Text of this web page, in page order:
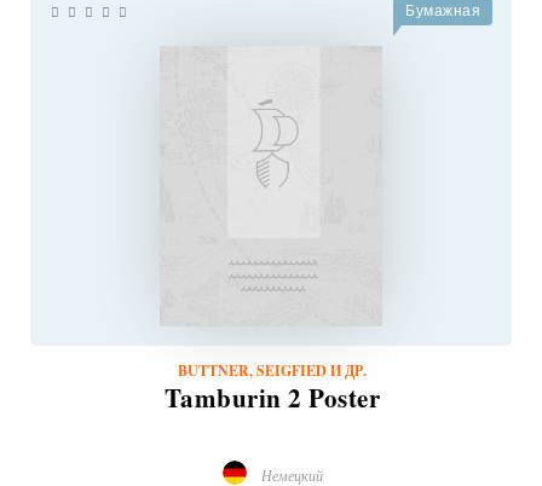
Бумажная
BUTTNER, SEIGFIED И ДР.
Tamburin 2 Poster
Немецкий